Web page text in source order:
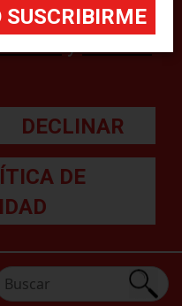
DECLINAR
DE